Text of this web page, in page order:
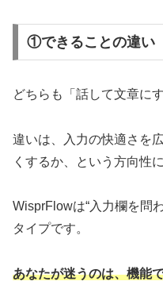
①できることの違い
どちらも「話して文章に
違いは、入力の快適さを
くするか、という方向性
WisprFlowは“入力欄を問
タイプです。
あなたが迷うのは、機能